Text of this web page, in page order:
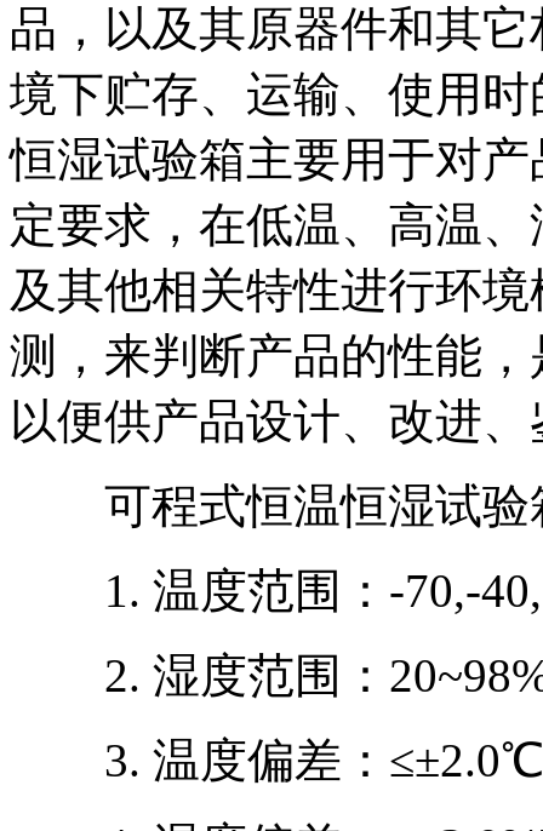
品，以及其原器件和其
境下贮存、运输、使用
恒湿试验箱主要用于对
定要求，在低温、高温
及其他相关特性进行环
测，来判断产品的性能
以便供产品设计、改进
可程式恒温恒湿试验
1. 温度范围：-70,-
2. 湿度范围：
3. 温度偏差：≤±2.0℃